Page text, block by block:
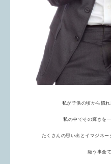
私が子供の頃から慣
私の中でその輝きを
たくさんの思い出とイマジネー
願う事全